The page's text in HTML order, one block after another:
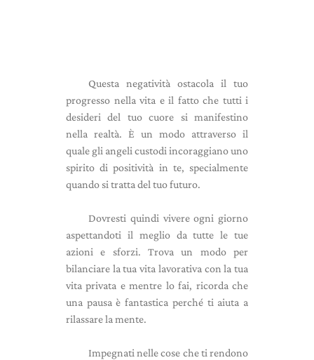
Questa negatività ostacola il tuo
progresso nella vita e il fatto che tutti i
desideri del tuo cuore si manifestino
nella realtà. È un modo attraverso il
quale gli angeli custodi incoraggiano uno
spirito di positività in te, specialmente
quando si tratta del tuo futuro.
Dovresti quindi vivere ogni giorno
aspettandoti il ​​meglio da tutte le tue
azioni e sforzi. Trova un modo per
bilanciare la tua vita lavorativa con la tua
vita privata e mentre lo fai, ricorda che
una pausa è fantastica perché ti aiuta a
rilassare la mente.
Impegnati nelle cose che ti rendono